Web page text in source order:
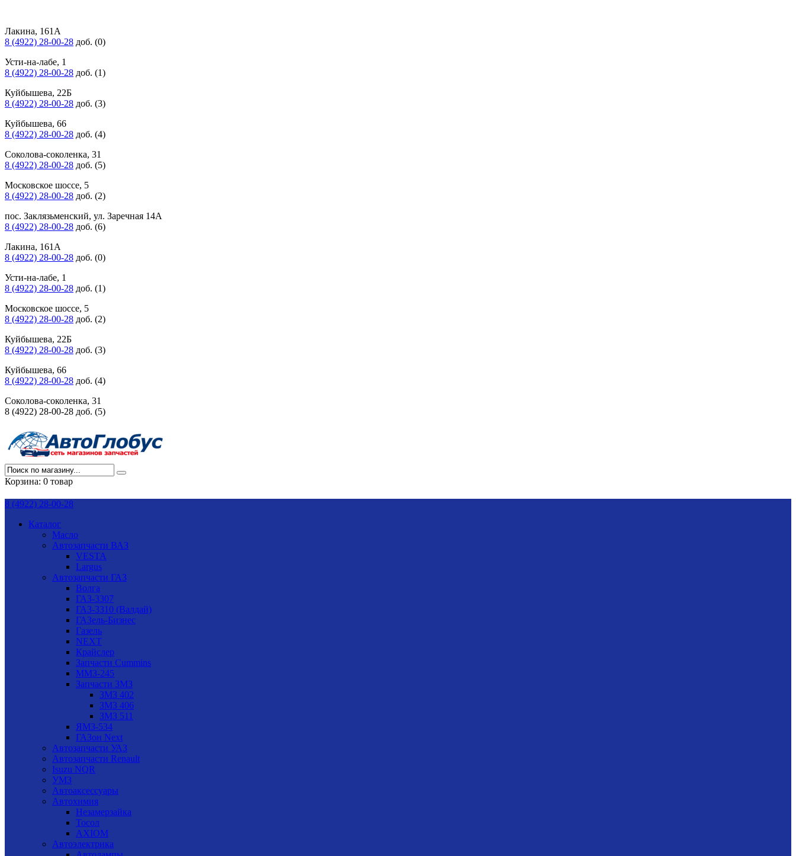
Лакина, 161А
8 (4922) 28-00-28 доб. (0)
Усти-на-лабе, 1
8 (4922) 28-00-28 доб. (1)
Куйбышева, 22Б
8 (4922) 28-00-28 доб. (3)
Куйбышева, 66
8 (4922) 28-00-28 доб. (4)
Соколова-соколенка, 31
8 (4922) 28-00-28 доб. (5)
Московское шоссе, 5
8 (4922) 28-00-28 доб. (2)
пос. Заклязьменский, ул. Заречная 14А
8 (4922) 28-00-28 доб. (6)
Лакина, 161А
8 (4922) 28-00-28 доб. (0)
Усти-на-лабе, 1
8 (4922) 28-00-28 доб. (1)
Московское шоссе, 5
8 (4922) 28-00-28 доб. (2)
Куйбышева, 22Б
8 (4922) 28-00-28 доб. (3)
Куйбышева, 66
8 (4922) 28-00-28 доб. (4)
Соколова-соколенка, 31
8 (4922) 28-00-28 доб. (5)
Корзина: 0 товар
8 (4922) 28-00-28
Каталог
Масло
Автозапчасти ВАЗ
VESTA
Largus
Автозапчасти ГАЗ
Волга
ГАЗ-3307
ГАЗ-3310 (Валдай)
ГАЗель-Бизнес
Газель
NEXT
Крайслер
Запчасти Cummins
ММЗ-245
Запчасти ЗМЗ
ЗМЗ 402
ЗМЗ 406
ЗМЗ 511
ЯМЗ-534
ГАЗон Next
Автозапчасти УАЗ
Автозапчасти Renault
Isuzu NQR
УМЗ
Автоаксессуары
Автохимия
Незамерзайка
Тосол
AXIOM
Автоэлектрика